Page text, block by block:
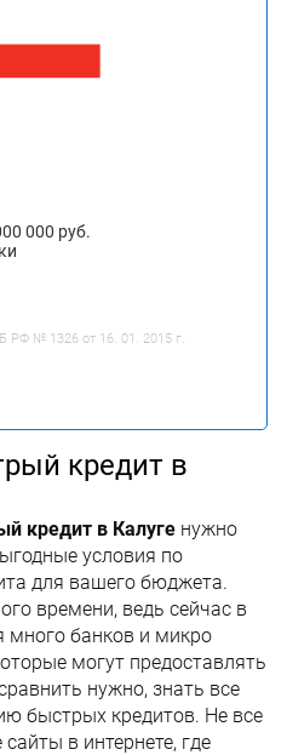
000 руб.
РФ № 1326 от 16. 01. 2015 г.
кредит в
кредит в Калуге нужно
условия по
для вашего бюджета.
времени, ведь сейчас в
много банков и микро
могут предоставлять
нужно, знать все
быстрых кредитов. Не все
в интернете, где